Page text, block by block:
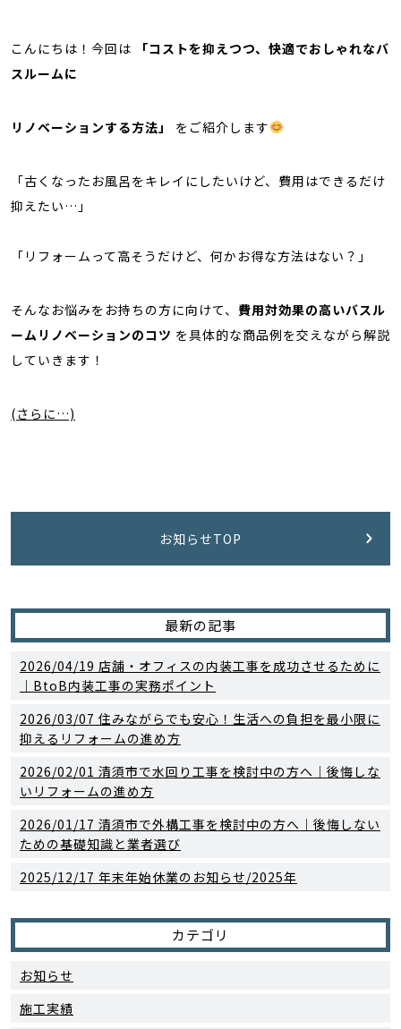
こんにちは！今回は
「コストを抑えつつ、快適でおしゃれなバ
スルームに
リノベーションする方法」 をご紹介します
「古くなったお風呂をキレイにしたいけど、費用はできるだけ
抑えたい…」
「リフォームって高そうだけど、何かお得な方法はない？」
そんなお悩みをお持ちの方に向けて、 費用対効果の高いバスル
ームリノベーションのコツ を具体的な商品例を交えながら解説
していきます！
(さらに…)
お知らせTOP
最新の記事
2026/04/19 店舗・オフィスの内装工事を成功させるために
｜BtoB内装工事の実務ポイント
2026/03/07 住みながらでも安心！生活への負担を最小限に
抑えるリフォームの進め方
2026/02/01 清須市で水回り工事を検討中の方へ｜後悔しな
いリフォームの進め方
2026/01/17 清須市で外構工事を検討中の方へ｜後悔しない
ための基礎知識と業者選び
2025/12/17 年末年始休業のお知らせ/2025年
カテゴリ
お知らせ
施工実績